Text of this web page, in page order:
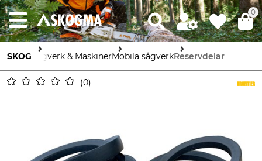
0
SKOG Sågverk & MaskinerMobila sågverkReservdelar
0